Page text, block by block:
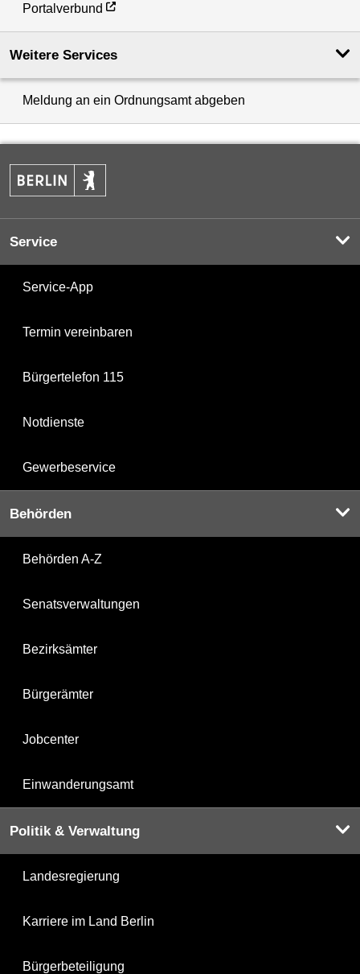
Portalverbund
Weitere Services
Meldung an ein Ordnungsamt abgeben
Service
Service-App
Termin vereinbaren
Bürgertelefon 115
Notdienste
Gewerbeservice
Behörden
Behörden A-Z
Senatsverwaltungen
Bezirksämter
Bürgerämter
Jobcenter
Einwanderungsamt
Politik & Verwaltung
Landesregierung
Karriere im Land Berlin
Bürgerbeteiligung